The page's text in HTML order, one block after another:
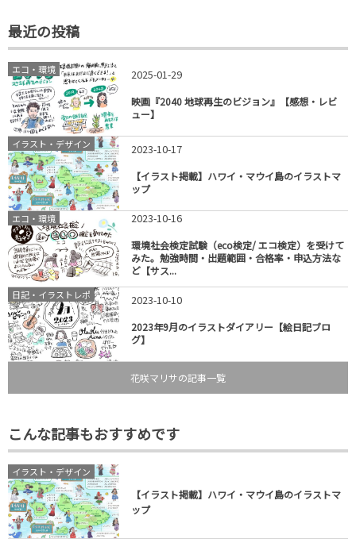
最近の投稿
エコ・環境 2025-01-29
映画『2040 地球再生のビジョン』【感想・レビ
ュー】
イラスト・デザイン 2023-10-17
【イラスト掲載】ハワイ・マウイ島のイラストマ
ップ
エコ・環境 2023-10-16
環境社会検定試験（eco検定/ エコ検定）を受けて
みた。勉強時間・出題範囲・合格率・申込方法な
ど【サス...
日記・イラストレポ 2023-10-10
2023年9月のイラストダイアリー【絵日記ブロ
グ】
花咲マリサの記事一覧
こんな記事もおすすめです
イラスト・デザイン
【イラスト掲載】ハワイ・マウイ島のイラストマ
ップ